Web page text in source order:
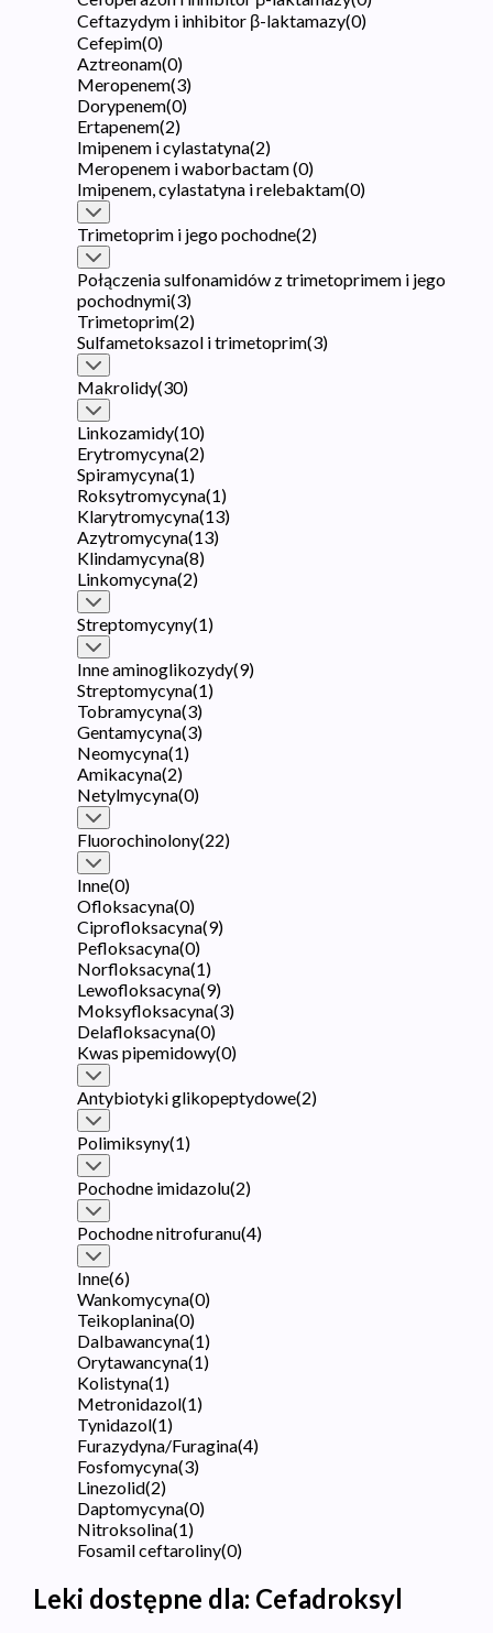
Ceftazydym i inhibitor β-laktamazy(0)
Cefepim(0)
Aztreonam(0)
Meropenem(3)
Dorypenem(0)
Ertapenem(2)
Imipenem i cylastatyna(2)
Meropenem i waborbactam(0)
Imipenem, cylastatyna i relebaktam(0)
Trimetoprim i jego pochodne(2)
Połączenia sulfonamidów z trimetoprimem i jego
pochodnymi(3)
Trimetoprim(2)
Sulfametoksazol i trimetoprim(3)
Makrolidy(30)
Linkozamidy(10)
Erytromycyna(2)
Spiramycyna(1)
Roksytromycyna(1)
Klarytromycyna(13)
Azytromycyna(13)
Klindamycyna(8)
Linkomycyna(2)
Streptomycyny(1)
Inne aminoglikozydy(9)
Streptomycyna(1)
Tobramycyna(3)
Gentamycyna(3)
Neomycyna(1)
Amikacyna(2)
Netylmycyna(0)
Fluorochinolony(22)
Inne(0)
Ofloksacyna(0)
Ciprofloksacyna(9)
Pefloksacyna(0)
Norfloksacyna(1)
Lewofloksacyna(9)
Moksyfloksacyna(3)
Delafloksacyna(0)
Kwas pipemidowy(0)
Antybiotyki glikopeptydowe(2)
Polimiksyny(1)
Pochodne imidazolu(2)
Pochodne nitrofuranu(4)
Inne(6)
Wankomycyna(0)
Teikoplanina(0)
Dalbawancyna(1)
Orytawancyna(1)
Kolistyna(1)
Metronidazol(1)
Tynidazol(1)
Furazydyna/Furagina(4)
Fosfomycyna(3)
Linezolid(2)
Daptomycyna(0)
Nitroksolina(1)
Fosamil ceftaroliny(0)
Leki dostępne dla: Cefadroksyl